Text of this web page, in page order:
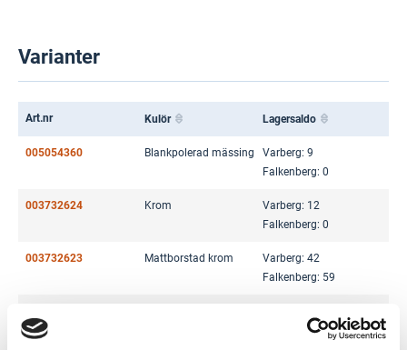
Varianter
Art.nr Kulör Lagersaldo
005054360 Blankpolerad mässing
Varberg: 9
Falkenberg: 0
003732624 Krom
Varberg: 12
Falkenberg: 0
003732623 Mattborstad krom
Varberg: 42
Falkenberg: 59
Falkenberg: 8